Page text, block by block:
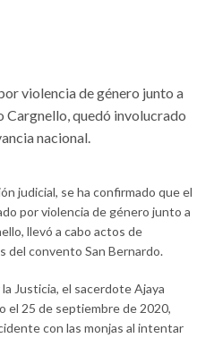
violencia de género junto a
quedó involucrado
nacional.
judicial, se ha confirmado que el
por violencia de género junto a
llevó a cabo actos de
del convento San Bernardo.
Justicia, el sacerdote Ajaya
25 de septiembre de 2020,
con las monjas al intentar